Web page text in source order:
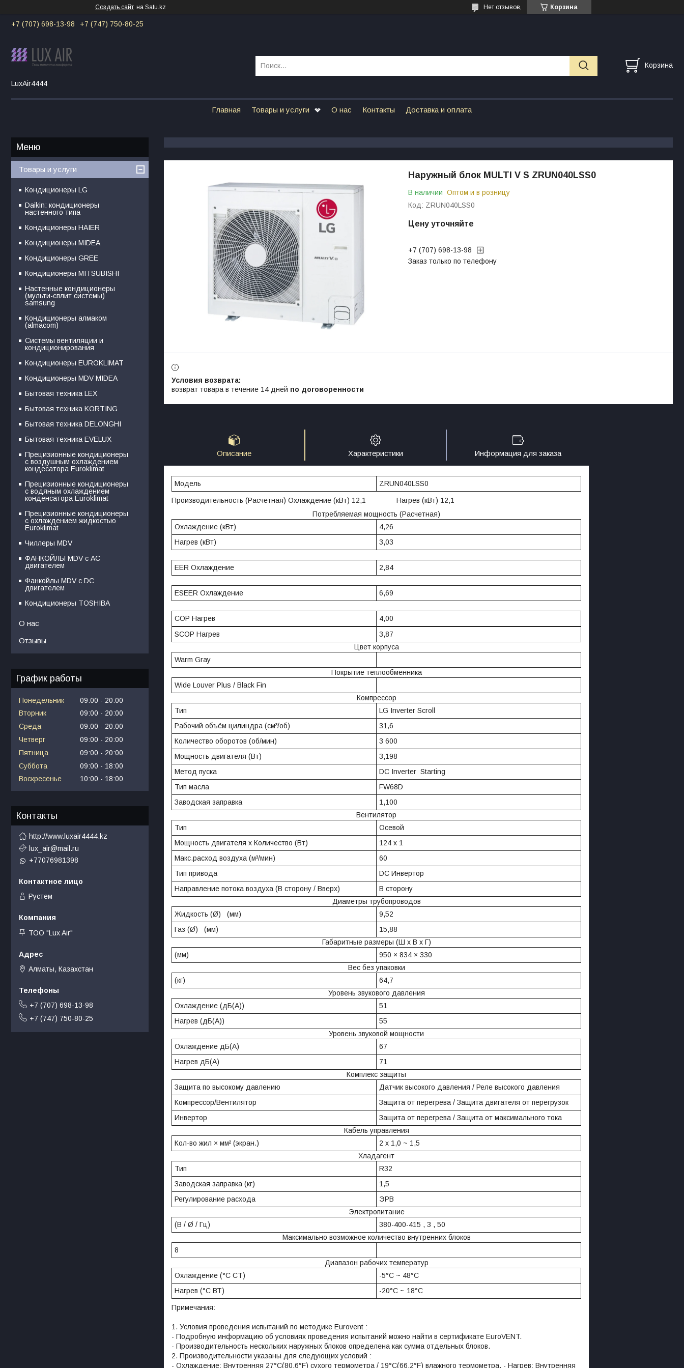
Создать сайт на Satu.kz Корзина
Нет отзывов,
+7 (707) 698-13-98 +7 (747) 750-80-25
LuxAir4444
Корзина
Главная Товары и услуги О нас Контакты Доставка и оплата
Наружный блок MULTI V S ZRUN040LSS0
В наличии Оптом и в розницу
Код: ZRUN040LSS0
Цену уточняйте
+7 (707) 698-13-98
Заказ только по телефону
возврат товара в течение 14 дней по договоренности
Описание Характеристики Информация для заказа
Модель ZRUN040LSS0
Производительность (Расчетная) Охлаждение (кВт) 12,1 Нагрев (кВт) 12,1
Потребляемая мощность (Расчетная)
Охлаждение (кВт)
4,26
Нагрев (кВт)
3,03
EER Охлаждение 2,84
ESEER Охлаждение 6,69
COP Нагрев
4,00
SCOP Нагрев
3,87
Цвет корпуса
Warm Gray
Покрытие теплообменника
Wide Louver Plus / Black Fin
Компрессор
Тип
LG Inverter Scroll
Рабочий объём цилиндра (см³/об)
31,6
Количество оборотов (об/мин)
3 600
Мощность двигателя (Вт)
3,198
Метод пуска
DC Inverter Starting
Тип масла
FW68D
Заводская заправка
1,100
Вентилятор
Тип
Осевой
Мощность двигателя x Количество (Вт)
124 х 1
Макс.расход воздуха (м³/мин)
60
Тип привода
DC Инвертор
Направление потока воздуха (В сторону / Вверх)
В сторону
Диаметры трубопроводов
Жидкость (Ø) (мм)
9,52
Газ (Ø) (мм)
15,88
Габаритные размеры (Ш x В x Г)
(мм)
950 × 834 × 330
Вес без упаковки
(кг)
64,7
Уровень звукового давления
Охлаждение (дБ(A))
51
Нагрев (дБ(A))
55
Уровень звуковой мощности
Охлаждение дБ(A)
67
Нагрев дБ(A)
71
Комплекс защиты
Защита по высокому давлению
Датчик высокого давления / Реле высокого давления
Компрессор/Вентилятор
Защита от перегрева / Защита двигателя от перегрузок
Инвертор
Защита от перегрева / Защита от максимального тока
Кабель управления
Кол-во жил × мм² (экран.)
2 x 1,0 ~ 1,5
Хладагент
Тип
R32
Заводская заправка (кг)
1,5
Регулирование расхода
ЭРВ
Электропитание
(В / Ø / Гц)
380-400-415 , 3 , 50
Максимально возможное количество внутренних блоков
8
Диапазон рабочих температур
Охлаждение (°C СТ)
-5°C ~ 48°C
Нагрев (°C ВТ)
-20°C ~ 18°C
Примечания:
1. Условия проведения испытаний по методике Eurovent :
- Подробную информацию об условиях проведения испытаний можно найти в сертификате EuroVENT.
- Производительность нескольких наружных блоков определена как сумма отдельных блоков.
2. Производительности указаны для следующих условий :
- Охлаждение: Внутренняя 27°C(80.6°F) сухого термометра / 19°C(66.2°F) влажного термометра. - Нагрев: Внутренняя
Товары и услуги
Кондиционеры LG
Daikin: кондиционеры
настенного типа
Кондиционеры HAIER
Кондиционеры MIDEA
Кондиционеры GREE
Кондиционеры MITSUBISHI
Настенные кондиционеры
(мульти-сплит системы)
samsung
Кондиционеры алмаком
(almacom)
Системы вентиляции и
кондиционирования
Кондиционеры EUROKLIMAT
Кондиционеры MDV MIDEA
Бытовая техника LEX
Бытовая техника KORTING
Бытовая техника DELONGHI
Бытовая техника EVELUX
Прецизионные кондиционеры
с воздушным охлаждением
кондесатора Euroklimat
Прецизионные кондиционеры
с водяным охлаждением
конденсатора Euroklimat
Прецизионные кондиционеры
с охлаждением жидкостью
Euroklimat
Чиллеры MDV
ФАНКОЙЛЫ MDV с АС
двигателем
Фанкойлы MDV c DC
двигателем
Кондиционеры TOSHIBA
О нас
Отзывы
График работы
Понедельник 09:00
20:00
Вторник
09:00
20:00
Среда
09:00
20:00
Четверг
09:00
20:00
Пятница
09:00
20:00
Суббота
09:00
18:00
Воскресенье
10:00 18:00
Контакты
http://www.luxair4444.kz
lux_air@mail.ru
+77076981398
Рустем
ТОО "Lux Air"
Алматы, Казахстан
+7 (707) 698-13-98
+7 (747) 750-80-25